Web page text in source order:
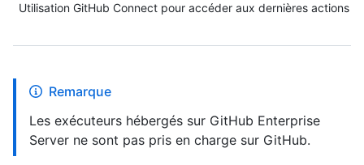
Utilisation GitHub Connect pour accéder aux dernières actions
Remarque
Les exécuteurs hébergés sur GitHub Enterprise
Server ne sont pas pris en charge sur GitHub.